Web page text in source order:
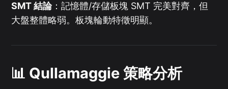
SMT 結論：記憶體/存儲板塊 SMT 完美對齊，但
大盤整體略弱。板塊輪動特徵明顯。
📊 Qullamaggie 策略分析